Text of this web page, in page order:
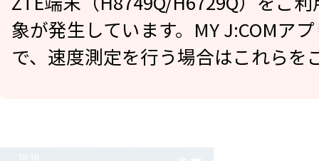
象が発生しています。MY J:COMア
で、速度測定を行う場合はこれらを